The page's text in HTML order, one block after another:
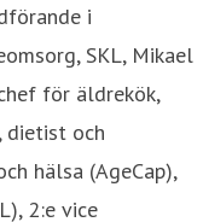
i
SKL, Mikael
för äldrekök,
dietist och
hälsa (AgeCap),
2:e vice